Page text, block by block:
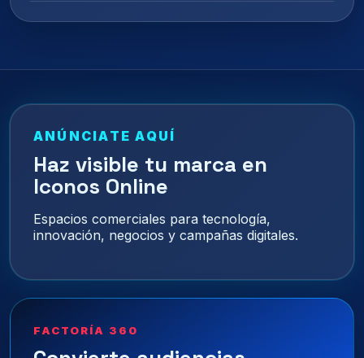
ANÚNCIATE AQUÍ
Haz visible tu marca en
Iconos Online
Espacios comerciales para tecnología,
innovación, negocios y campañas digitales.
FACTORÍA 360